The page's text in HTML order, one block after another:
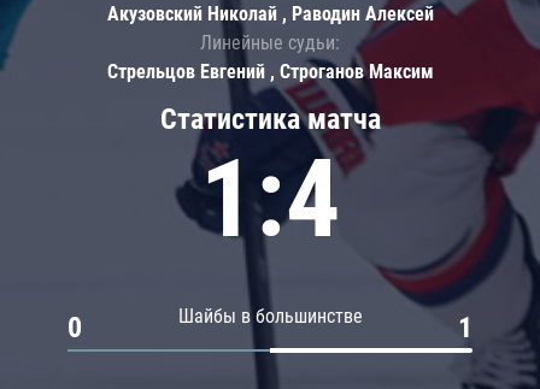
Статистика матча
1:4
Шайбы в большинстве
0 1
Акузовский Николай , Раводин Алексей
Линейные судьи:
Стрельцов Евгений , Строганов Максим